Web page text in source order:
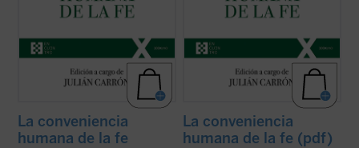
La conveniencia
humana de la fe
La conveniencia
humana de la fe (pdf)